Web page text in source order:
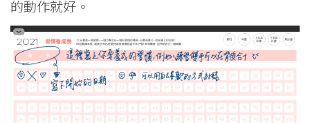
的動作就好。